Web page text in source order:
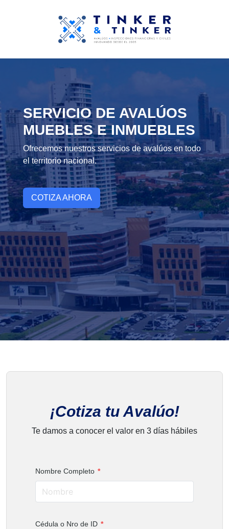
SERVICIO DE AVALÚOS
MUEBLES E INMUEBLES
Ofrecemos nuestros servicios de avalúos en todo
el territorio nacional.
COTIZA AHORA
SERVICIO DE
INSPECCIONES CIVILES Y
FINANCIERAS
Realizamos informes detallados para que
conozca sobre la ejecución y el manejo de fondos
de sus proyectos.
COTIZA AHORA
¡Cotiza tu Avalúo!
Te damos a conocer el valor en 3 días hábiles
Nombre Completo *
Cédula o Nro de ID *